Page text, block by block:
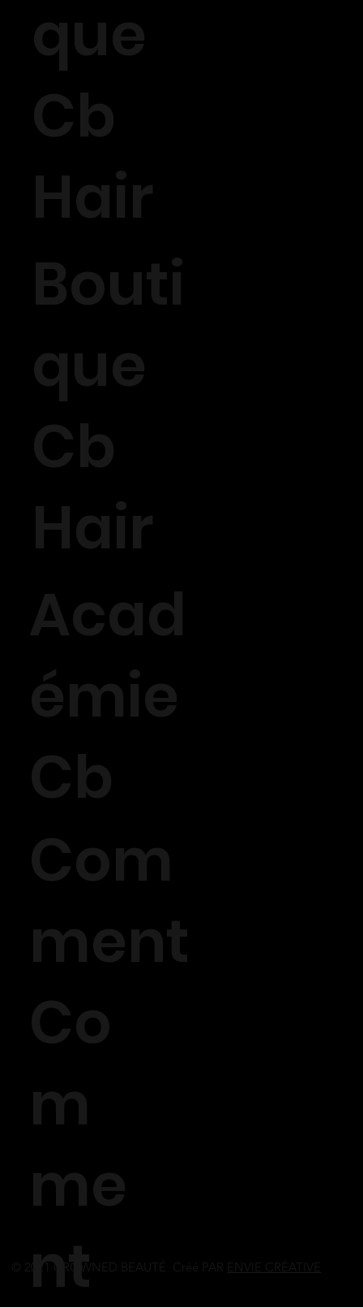
que
Cb
Hair
Acad
émie
Cb
Bouti
que
Cb
Hair
Com
ment
Co
m
me
nt
© 2021 CROWNED BEAUTÉ Créé PAR ENVIE CRÉATIVE